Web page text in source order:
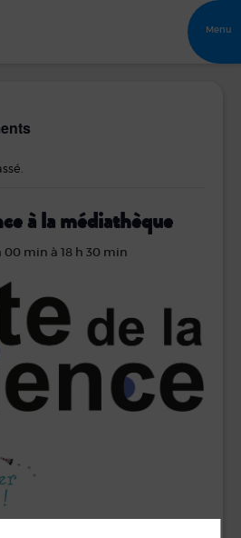
Menu
à la médiathèque
00 min à 18 h 30 min